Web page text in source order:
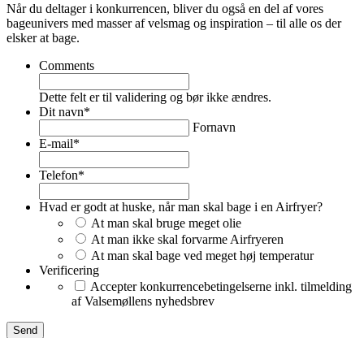
Når du deltager i konkurrencen, bliver du også en del af vores
bageunivers med masser af velsmag og inspiration – til alle os der
elsker at bage.
Comments
Dette felt er til validering og bør ikke ændres.
Dit navn*
Fornavn
E-mail*
Telefon*
Hvad er godt at huske, når man skal bage i en Airfryer?
At man skal bruge meget olie
At man ikke skal forvarme Airfryeren
At man skal bage ved meget høj temperatur
Verificering
Accepter konkurrencebetingelserne inkl. tilmelding
af Valsemøllens nyhedsbrev